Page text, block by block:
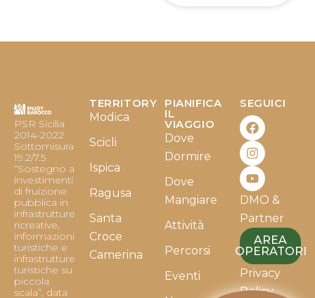
PSR Sicilia
2014-2022
Sottomisura
19.2/7.5
“Sostegno a
investimenti
di fruizione
pubblica in
infrastrutture
ricreative,
informazioni
turistiche e
infrastrutture
turistiche su
piccola
scala”, data
TERRITORY
Modica
Scicli
Ispica
Ragusa
Santa
Croce
Camerina
PIANIFICA
IL
VIAGGIO
Dove
Dormire
Dove
Mangiare
Attività
Percorsi
Eventi
SEGUICI
F
a
c
e
b
o
o
k
I
n
s
t
a
g
r
a
m
Y
o
u
t
u
b
e
DMO &
Partner
AREA
OPERATORI
Privacy
Policy